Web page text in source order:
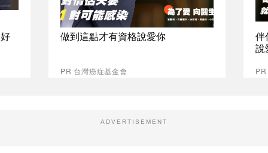
做到這點才有資格說愛你
PR 台灣癌症基金會
伴
說
ADVERTISEMENT